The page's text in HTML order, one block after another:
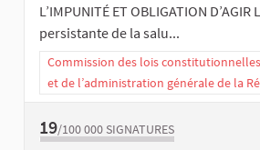
L’IMPUNITÉ ET OBLIGATION
persistante de la salu...
Commission des lois
et de l’administration générale de la
19/100 000 SIGNATURES